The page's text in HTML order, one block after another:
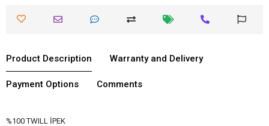
Product Description Warranty and Delivery
Payment Options Comments
%100 TWILL İPEK